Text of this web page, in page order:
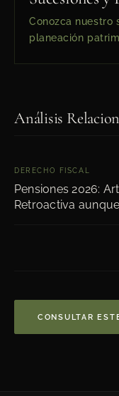
Conozca nuestro
planeación
Análisis
DERECHO FISCAL
Pensiones 2026:
Retroactiva
CONSULTAR